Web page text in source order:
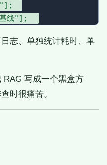
"];
志、单独统计耗时、单
RAG 写成一个黑盒方
时很痛苦。